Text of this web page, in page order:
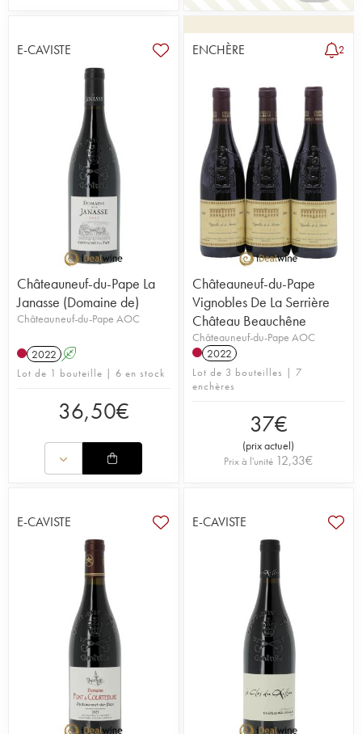
E-CAVISTE
Châteauneuf-du-Pape La
Janasse (Domaine de)
Châteauneuf-du-Pape AOC
2022 A
Lot de 1 bouteille | 6 en stock
36,50€
ENCHÈRE 2
Châteauneuf-du-Pape
Vignobles De La Serrière
Château Beauchêne
Châteauneuf-du-Pape AOC
2022
Lot de 3 bouteilles | 7
enchères
37€
(prix actuel)
Prix à l'unité 12,33€
E-CAVISTE E-CAVISTE